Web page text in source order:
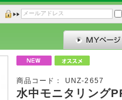
商品コード： UNZ-2657
水中モニタリン